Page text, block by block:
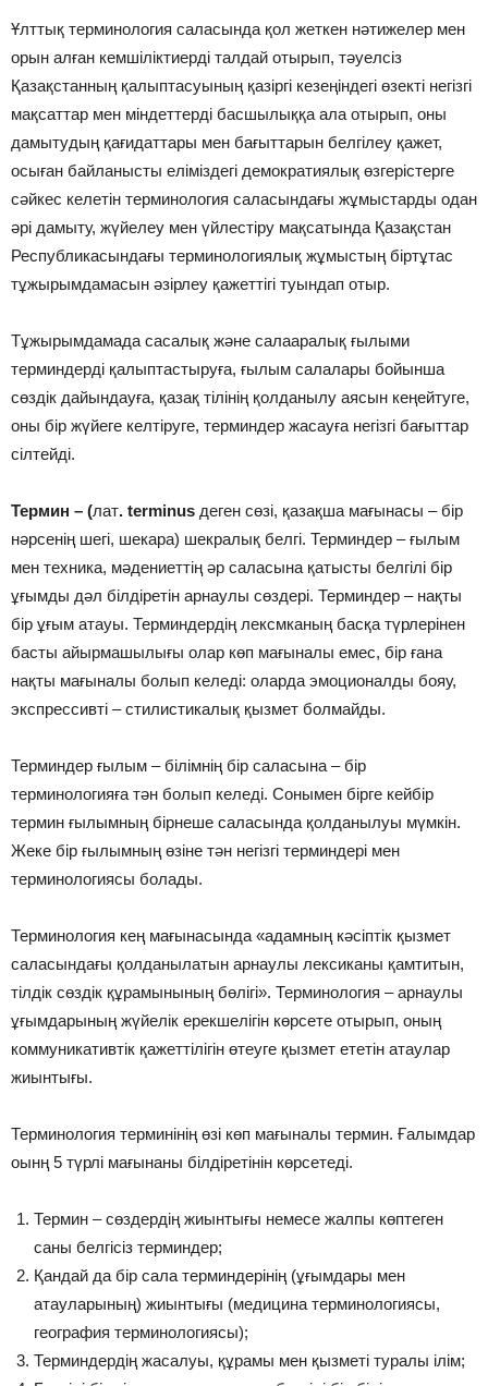
Ұлттық терминология саласында қол жеткен нәтижелер мен
орын алған кемшіліктиерді талдай отырып, тәуелсіз
Қазақстанның қалыптасуының қазіргі кезеңіндегі өзекті негізгі
мақсаттар мен міндеттерді басшылыққа ала отырып, оны
дамытудың қағидаттары мен бағыттарын белгілеу қажет,
осыған байланысты еліміздегі демократиялық өзгерістерге
сәйкес келетін терминология саласындағы жұмыстарды одан
әрі дамыту, жүйелеу мен үйлестіру мақсатында Қазақстан
Республикасындағы терминологиялық жұмыстың біртұтас
тұжырымдамасын әзірлеу қажеттігі туындап отыр.
Тұжырымдамада сасалық және салааралық ғылыми
терминдерді қалыптастыруға, ғылым салалары бойынша
сөздік дайындауға, қазақ тілінің қолданылу аясын кеңейтуге,
оны бір жүйеге келтіруге, терминдер жасауға негізгі бағыттар
сілтейді.
Термин – (лат. terminus деген сөзі, қазақша мағынасы – бір
нәрсенің шегі, шекара) шекралық белгі. Терминдер – ғылым
мен техника, мәдениеттің әр саласына қатысты белгілі бір
ұғымды дәл білдіретін арнаулы сөздері. Терминдер – нақты
бір ұғым атауы. Терминдердің лексмканың басқа түрлерінен
басты айырмашылығы олар көп мағыналы емес, бір ғана
нақты мағыналы болып келеді: оларда эмоционалды бояу,
экспрессивті – стилистикалық қызмет болмайды.
Терминдер ғылым – білімнің бір саласына – бір
терминологияға тән болып келеді. Сонымен бірге кейбір
термин ғылымның бірнеше саласында қолданылуы мүмкін.
Жеке бір ғылымның өзіне тән негізгі терминдері мен
терминологиясы болады.
Терминология кең мағынасында «адамның кәсіптік қызмет
саласындағы қолданылатын арнаулы лексиканы қамтитын,
тілдік сөздік құрамынының бөлігі». Терминология – арнаулы
ұғымдарының жүйелік ерекшелігін көрсете отырып, оның
коммуникативтік қажеттілігін өтеуге қызмет ететін атаулар
жиынтығы.
Терминология терминінің өзі көп мағыналы термин. Ғалымдар
оынң 5 түрлі мағынаны білдіретінін көрсетеді.
Термин – сөздердің жиынтығы немесе жалпы көптеген
саны белгісіз терминдер;
Қандай да бір сала терминдерінің (ұғымдары мен
атауларының) жиынтығы (медицина терминологиясы,
география терминологиясы);
Терминдердің жасалуы, құрамы мен қызметі туралы ілім;